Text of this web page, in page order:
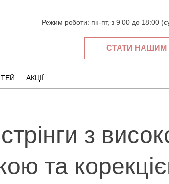
Режим роботи: пн-пт, з 9:00 до 18:00
СТАТИ НАШИМ
АКЦІЇ
з
та